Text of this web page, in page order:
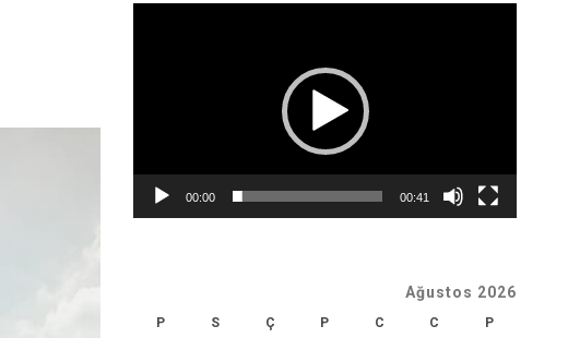
00:00 00:41
Ağustos 2026
P S Ç P C C P